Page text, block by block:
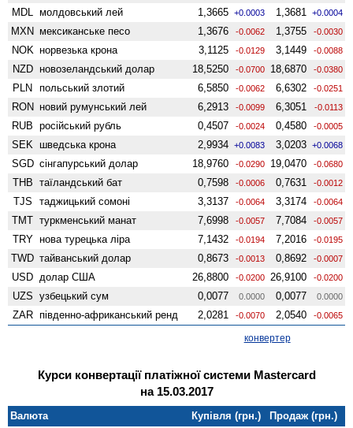
MDL молдовський лей 1,3665 +0.0003 1,3681 +0.0004
MXN мексиканське песо 1,3676 -0.0062 1,3755 -0.0030
NOK норвезька крона 3,1125 -0.0129 3,1449 -0.0088
NZD ново­зеландський долар 18,5250 -0.0700 18,6870 -0.0380
PLN польський злотий 6,5850 -0.0062 6,6302 -0.0251
RON новий румунський лей 6,2913 -0.0099 6,3051 -0.0113
RUB російський рубль 0,4507 -0.0024 0,4580 -0.0005
SEK шведська крона 2,9934 +0.0083 3,0203 +0.0068
SGD сінгапурський долар 18,9760 -0.0290 19,0470 -0.0680
THB таїландський бат 0,7598 -0.0006 0,7631 -0.0012
TJS таджицький сомоні 3,3137 -0.0064 3,3174 -0.0064
TMT туркменський манат 7,6998 -0.0057 7,7084 -0.0057
TRY нова турецька ліра 7,1432 -0.0194 7,2016 -0.0195
TWD тайванський долар 0,8673 -0.0013 0,8692 -0.0007
USD долар США 26,8800 -0.0200 26,9100 -0.0200
UZS узбецький сум 0,0077 0.0000 0,0077 0.0000
ZAR південно-африканський ренд 2,0281 -0.0070 2,0540 -0.0065
конвертер
Курси конвертації платіжної системи Mastercard
на 15.03.2017
Валюта Купівля (грн.)
Продаж (грн.)